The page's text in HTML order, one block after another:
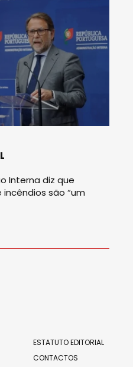
Interna diz que
são “um
ESTATUTO EDITORIAL
CONTACTOS